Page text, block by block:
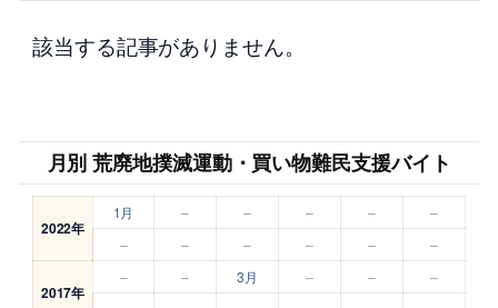
該当する記事がありません。
月別 荒廃地撲滅運動・買い物難民支援バイト
2022年
1月 – – – –
–
–
– – – – –
2017年
– – 3月 – –
–